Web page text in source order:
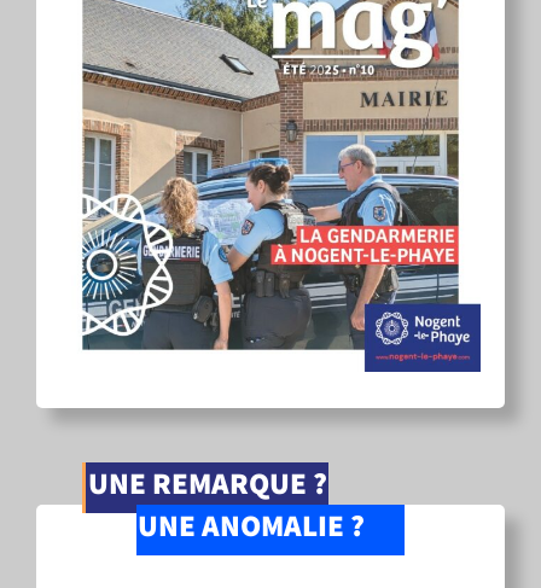
UNE REMARQUE ?
UNE ANOMALIE ?